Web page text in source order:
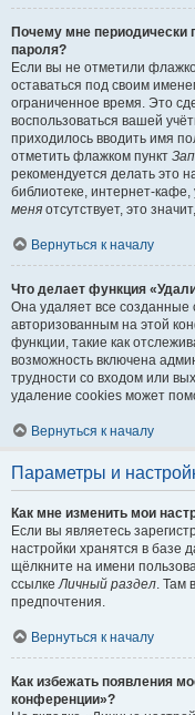
Почему мне периодически
пароля?
Если вы не отметили
оставаться под своим
ограниченное время. Это
воспользоваться вашей
приходилось вводить имя
отметить флажком пункт
рекомендуется делать это
библиотеке, интернет-кафе,
меня отсутствует, это
Вернуться к началу
Что делает функция
Она удаляет все созданные
авторизованным на этой
функции, такие как
возможность включена
трудности со входом или
удаление cookies может
Вернуться к началу
Параметры и
Как мне изменить мои
Если вы являетесь
настройки хранятся в базе
щёлкните на имени
ссылкеЛичный раздел. Там
предпочтения.
Вернуться к началу
Как избежать появления
конференции»?